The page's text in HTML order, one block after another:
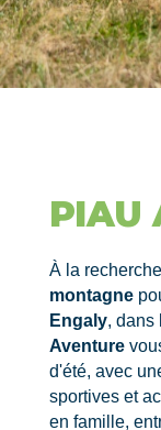
PIAU
À la recherche
montagne
Engaly, dans
Aventure
d'été, avec
sportives et
en famille,